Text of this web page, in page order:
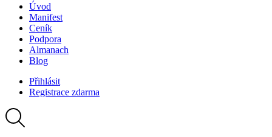
Úvod
Manifest
Ceník
Podpora
Almanach
Blog
Přihlásit
Registrace zdarma